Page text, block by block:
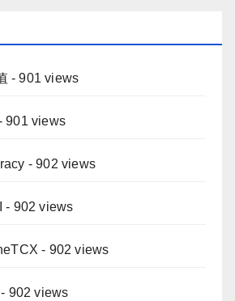
- 901 views
901 views
- 902 views
- 902 views
- 902 views
- 902 views